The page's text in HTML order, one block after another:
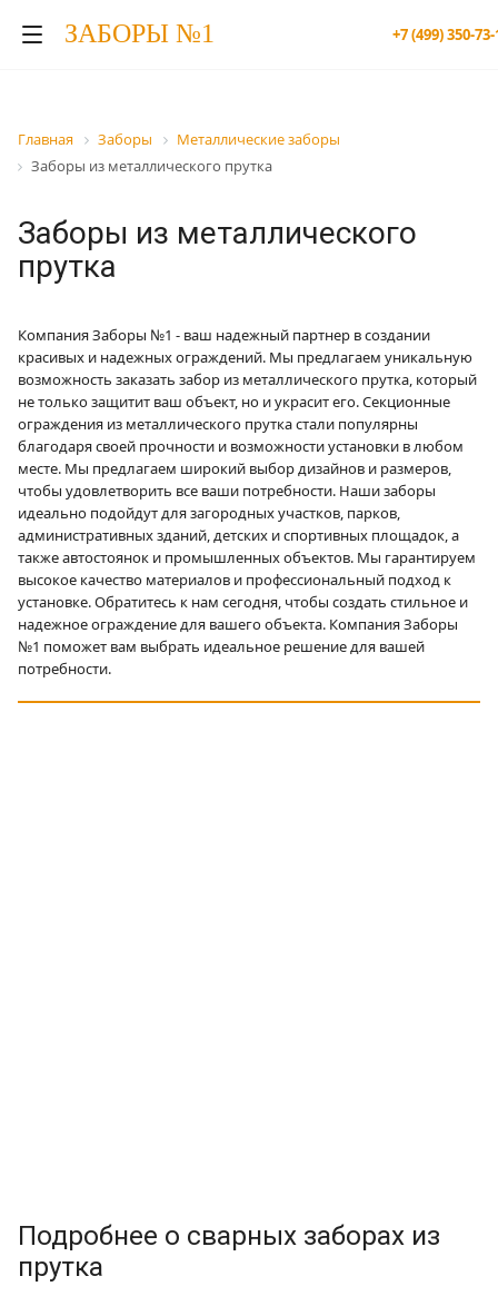
ЗАБОРЫ №1 +7 (499) 350-
Главная Заборы
Металлические заборы
Заборы из металлического прутка
Заборы из металлического
прутка
Компания Заборы №1 - ваш надежный партнер в создании
красивых и надежных ограждений. Мы предлагаем уникальную
возможность заказать забор из металлического прутка, который
не только защитит ваш объект, но и украсит его. Секционные
ограждения из металлического прутка стали популярны
благодаря своей прочности и возможности установки в любом
месте. Мы предлагаем широкий выбор дизайнов и размеров,
чтобы удовлетворить все ваши потребности. Наши заборы
идеально подойдут для загородных участков, парков,
административных зданий, детских и спортивных площадок, а
также автостоянок и промышленных объектов. Мы гарантируем
высокое качество материалов и профессиональный подход к
установке. Обратитесь к нам сегодня, чтобы создать стильное и
надежное ограждение для вашего объекта. Компания Заборы
№1 поможет вам выбрать идеальное решение для вашей
потребности.
Подробнее о сварных заборах из
прутка